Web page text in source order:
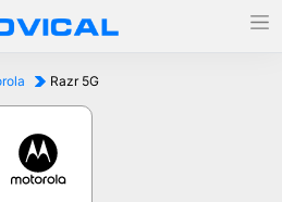
Razr 5G